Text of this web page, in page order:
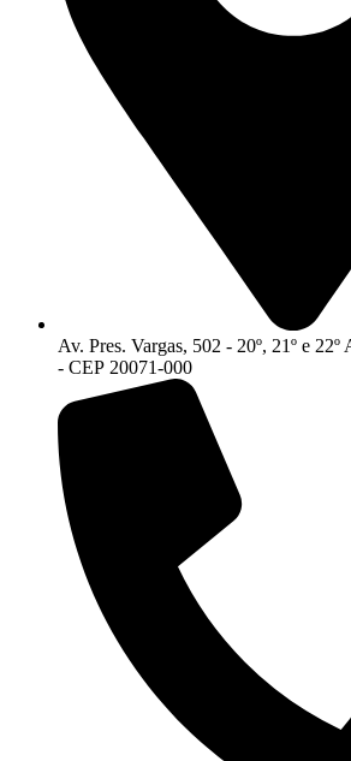
Av. Pres. Vargas, 502 - 20º, 21º e
- CEP 20071-000